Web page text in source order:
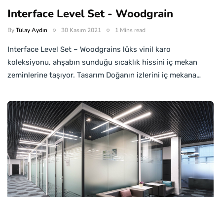
Interface Level Set - Woodgrain
ByTülay Aydın 30 Kasım 2021 1 Mins read
Interface Level Set – Woodgrains lüks vinil karo
koleksiyonu, ahşabın sunduğu sıcaklık hissini iç mekan
zeminlerine taşıyor. Tasarım Doğanın izlerini iç mekana…